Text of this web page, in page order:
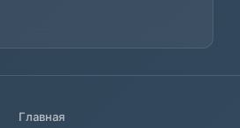
Главная